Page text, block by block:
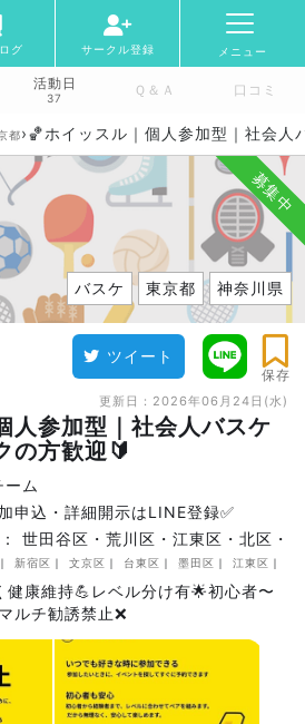
グ サークル登録 メニュー
活動日
37 Ｑ＆Ａ 口コミ
都›🏀ホイッスル｜個人参加型｜社会人
募集中
バスケ 東京都 神奈川県
ツイート
保存
更新日： 2026年06月24日(水)
人参加型｜社会人バスケ
の方歓迎🔰
ーム
申込・詳細開示はLINE登録✅
世田谷区・荒川区・江東区・北区・
新宿区 文京区 台東区 墨田区 江東区
康維持💪レベル分け有🌟初心者〜
ルチ勧誘禁止❌